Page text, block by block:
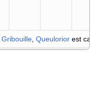
Gribouille Queulorior est